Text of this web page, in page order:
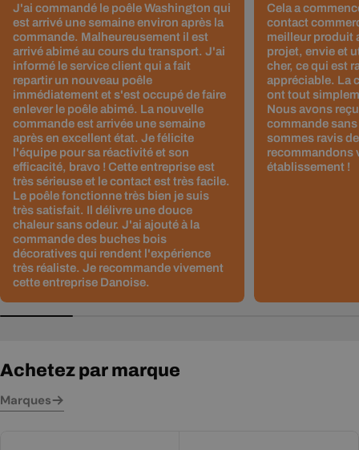
J'ai commandé le poêle Washington qui
est arrivé une semaine environ après la
commande. Malheureusement il est
arrivé abimé au cours du transport. J'ai
informé le service client qui a fait
repartir un nouveau poêle
immédiatement et s'est occupé de faire
enlever le poêle abimé. La nouvelle
commande est arrivée une semaine
après en excellent état. Je félicite
l'équipe pour sa réactivité et son
efficacité, bravo ! Cette entreprise est
très sérieuse et le contact est très facile.
Le poêle fonctionne très bien je suis
très satisfait. Il délivre une douce
chaleur sans odeur. J'ai ajouté à la
commande des buches bois
décoratives qui rendent l'expérience
très réaliste. Je recommande vivement
cette entreprise Danoise.
Cela a
contact
meilleur produit
projet, envie et
cher, ce qui est
appréciable. La
ont tout
Nous avons
commande
sommes ravis
recommandons
établissement !
Achetez par marque
Marques